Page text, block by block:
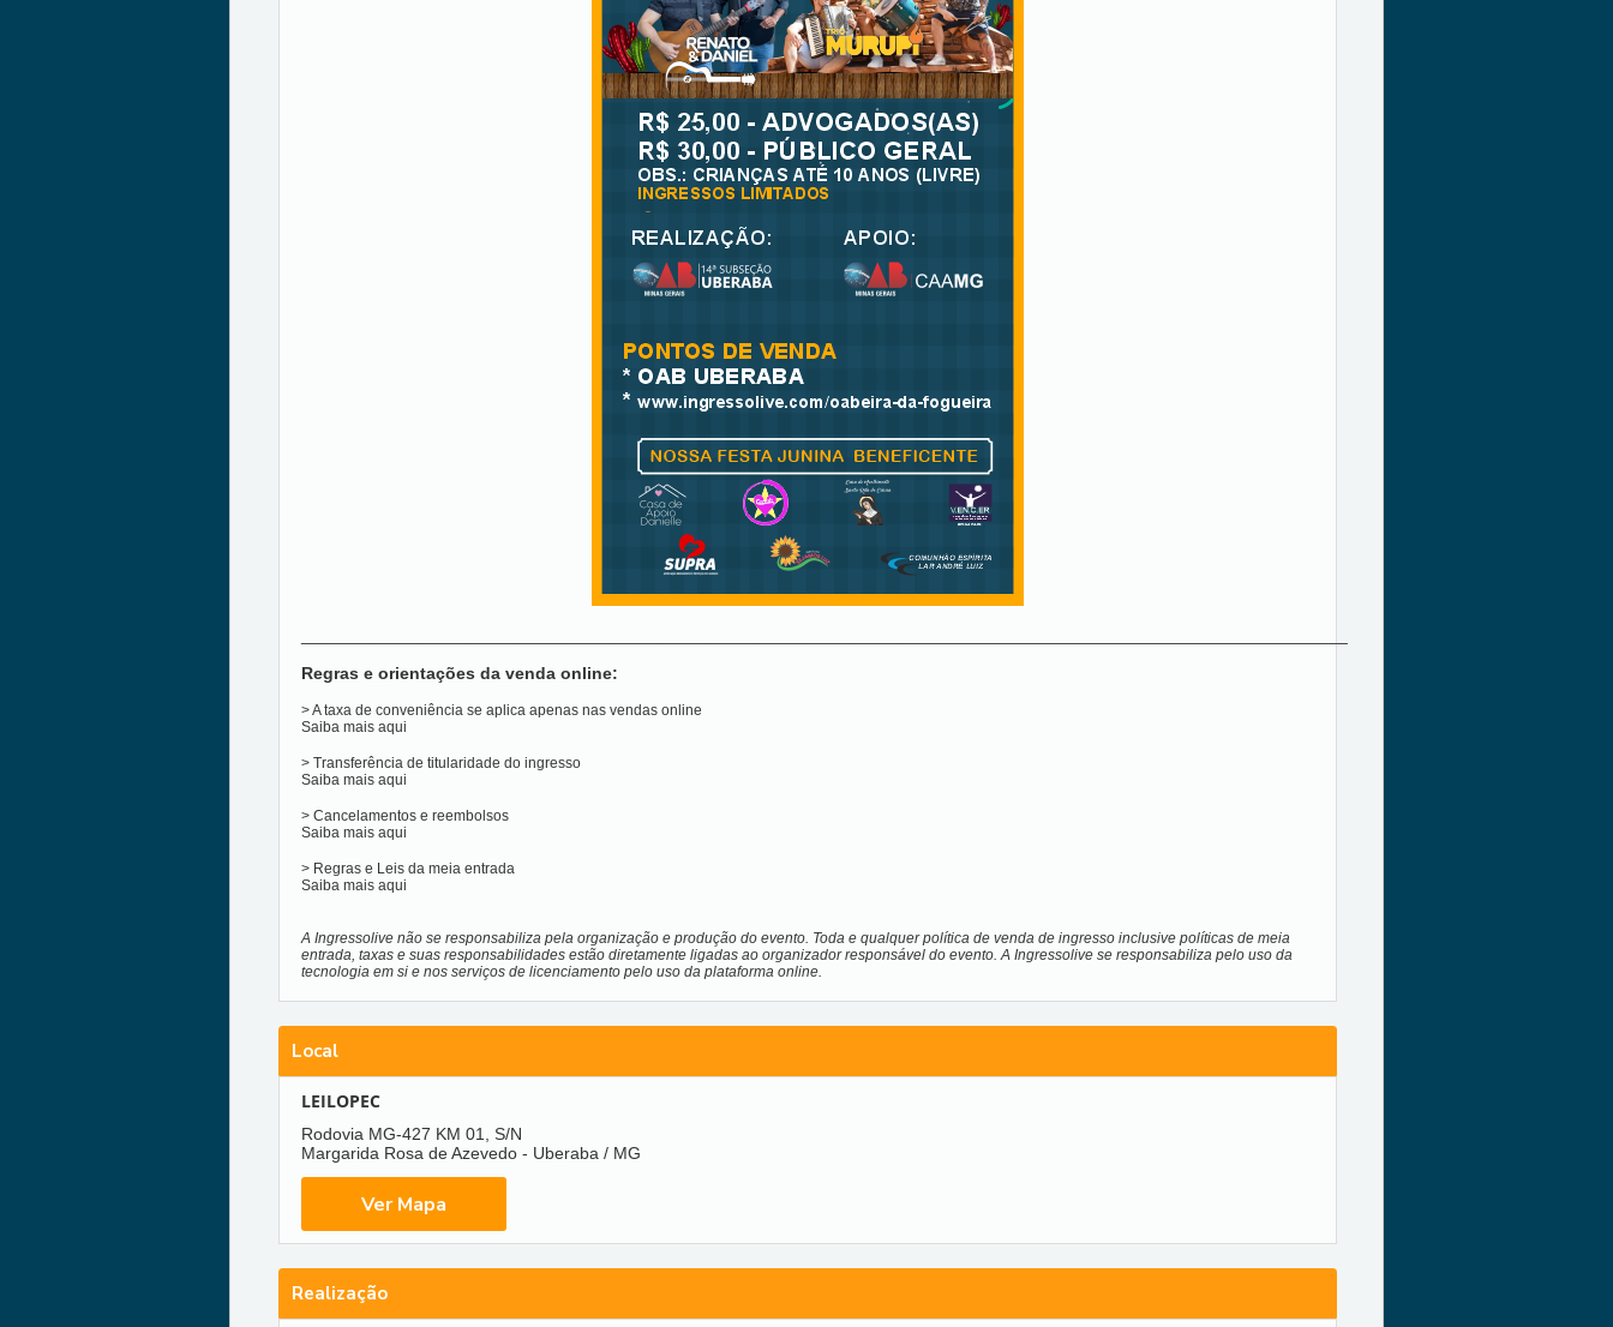
Regras e orientações da venda online:
> A taxa de conveniência se aplica apenas nas vendas online
Saiba mais aqui
> Transferência de titularidade do ingresso
Saiba mais aqui
> Cancelamentos e reembolsos
Saiba mais aqui
> Regras e Leis da meia entrada
Saiba mais aqui
A Ingressolive não se responsabiliza pela organização e produção do evento. Toda e qualquer política de venda de ingresso inclusive políticas de meia
entrada, taxas e suas responsabilidades estão diretamente ligadas ao organizador responsável do evento. A Ingressolive se responsabiliza pelo uso da
tecnologia em si e nos serviços de licenciamento pelo uso da plataforma online.
Local
LEILOPEC
Rodovia MG-427 KM 01, S/N
Margarida Rosa de Azevedo - Uberaba / MG
Realização